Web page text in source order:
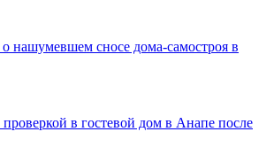
нашумевшем сносе дома-самостроя в
в гостевой дом в Анапе после